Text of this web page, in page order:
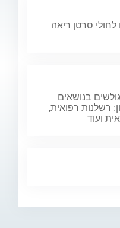
סרטן ריאה
בנושאים
רשלנות רפואית,
ועוד